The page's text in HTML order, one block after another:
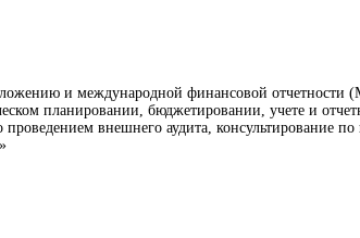
и международной финансовой
планировании, бюджетировании, учете и
внешнего аудита, консультирование